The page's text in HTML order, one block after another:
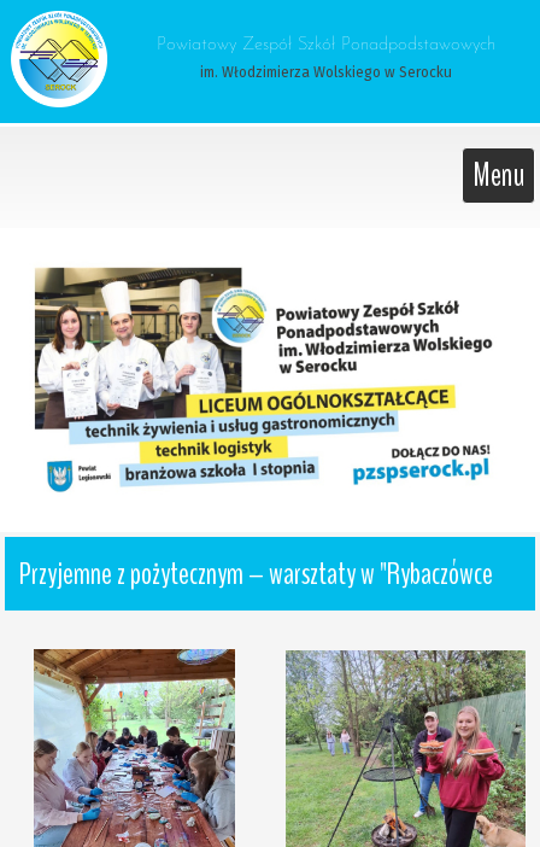
Powiatowy Zespół Szkół Ponadpodstawowych
im. Włodzimierza Wolskiego w Serocku
Menu
Przyjemne z pożytecznym – warsztaty w "Rybaczówce